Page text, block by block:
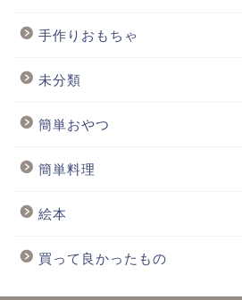
手作りおもちゃ
未分類
簡単おやつ
簡単料理
絵本
買って良かったもの